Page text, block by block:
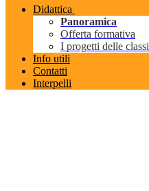
Didattica
Panoramica
Offerta formativa
I progetti delle classi
Info utili
Contatti
Interpelli